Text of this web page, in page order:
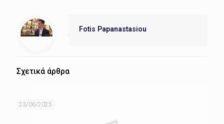
Fotis Papanastasiou
Σχετικά άρθρα
23/06/2025